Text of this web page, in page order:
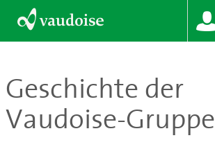
Geschichte der
Vaudoise-Gruppe